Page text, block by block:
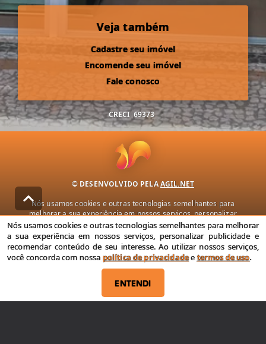
Veja também
Cadastre seu imóvel
Encomende seu imóvel
Fale conosco
CRECI 69373
© DESENVOLVIDO PELAAGIL.NET
Nós usamos cookies e outras tecnologias semelhantes para
melhorar a sua experiência em nossos serviços, personalizar
publicidade e recomendar conteúdo de seu interesse. Ao utilizar
nossos serviços, você concorda com nossa política de privacidade e
termos de uso.
Política de Privacidade Termos de uso
Nós usamos cookies e outras tecnologias semelhantes para melhorar
a sua experiência em nossos serviços, personalizar publicidade e
recomendar conteúdo de seu interesse. Ao utilizar nossos serviços,
você concorda com nossa política de privacidadeetermos de uso.
ENTENDI